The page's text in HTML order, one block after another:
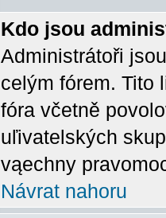
Kdo jsou
Administrátoři
celým fórem. Tito
fóra včetně
uľivatelských
vąechny
Návrat nahoru